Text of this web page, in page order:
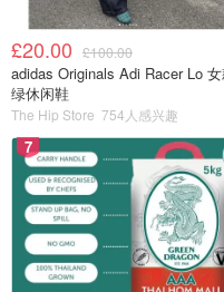
£20.00 £100.00
adidas Originals Adi Racer Lo
绿休闲鞋
The Hip Store 754人感兴趣
7